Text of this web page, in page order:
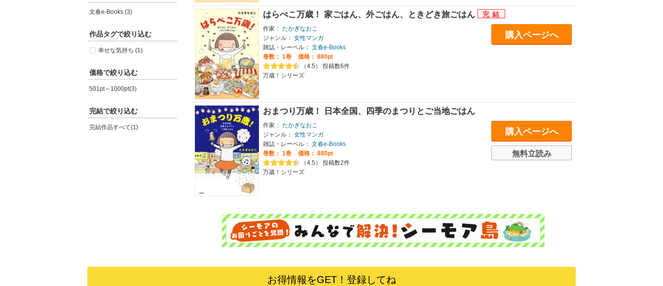
文春e-Books (3)
作品タグで絞り込む
幸せな気持ち (1)
価格で絞り込む
501pt～1000pt(3)
完結で絞り込む
完結作品すべて(1)
はらぺこ万歳！ 家ごはん、外ごはん、ときどき旅ごはん
作家： たかぎなおこ
ジャンル： 女性マンガ
雑誌・レーベル： 文春e-Books
巻数： 1巻
価格： 880pt
（4.5） 投稿数6件
万歳！シリーズ
購入ページへ
おまつり万歳！ 日本全国、四季のまつりとご当地ごはん
作家： たかぎなおこ
ジャンル： 女性マンガ
雑誌・レーベル： 文春e-Books
巻数： 1巻
価格： 880pt
（4.5） 投稿数2件
万歳！シリーズ
購入ページへ
無料立読み
お得情報をGET！登録してね